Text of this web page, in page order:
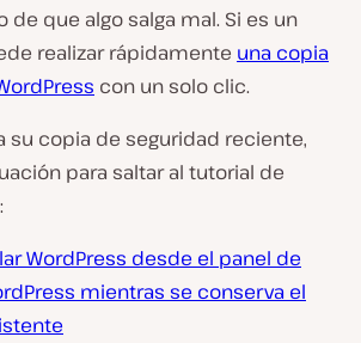
de que algo salga mal. Si es un
realizar rápidamente una copia
con un solo clic.
su copia de seguridad reciente,
para saltar al tutorial de
WordPress desde el panel de
mientras se conserva el